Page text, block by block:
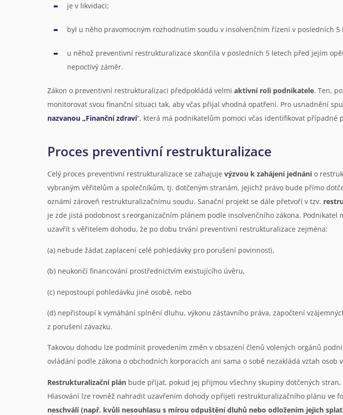
je v likvidaci;
byl u něho pravomocným rozhodnutím soudu v insolvenčním řízení v posledních
u něhož preventivní restrukturalizace skončila v posledních 5 letech před jejím
nepoctivý záměr.
Zákon o preventivní restrukturalizaci předpokládá velmi aktivní roli podnikatele. Ten,
monitorovat svou finanční situaci tak, aby včas přijal vhodná opatření. Pro usnadnění
nazvanou „Finanční zdraví“, která má podnikatelům pomoci včas identifikovat případné
Proces preventivní restrukturalizace
Celý proces preventivní restrukturalizace se zahajuje výzvou k zahájení jednánío
vybraným věřitelům a společníkům, tj. dotčeným stranám, jejichž právo bude přímo
oznámí zároveň restrukturalizačnímu soudu. Sanační projekt se dále přetvoří v tzv.
je zde jistá podobnost s reorganizačním plánem podle insolvenčního zákona.
uzavřít s věřitelem dohodu, že po dobu trvání preventivní restrukturalizace zejména:
(a) nebude žádat zaplacení celé pohledávky pro porušení povinnosti,
(b) neukončí financování prostřednictvím existujícího úvěru,
(c) nepostoupí pohledávku jiné osobě, nebo
(d) nepřistoupí k vymáhání splnění dluhu, výkonu zástavního práva, započtení
z porušení závazku.
Takovou dohodu lze podmínit provedením změn v obsazení členů volených orgánů
ovládání podle zákona o obchodních korporacích ani sama o sobě nezakládá vztah osob
Restrukturalizační plán bude přijat, pokud jej přijmou všechny skupiny dotčených
Hlasování lze rovněž nahradit uzavřením dohody o přijetí restrukturalizačního plánu ve
neschválí (např. kvůli nesouhlasu s mírou odpuštění dluhů nebo odložením jejich